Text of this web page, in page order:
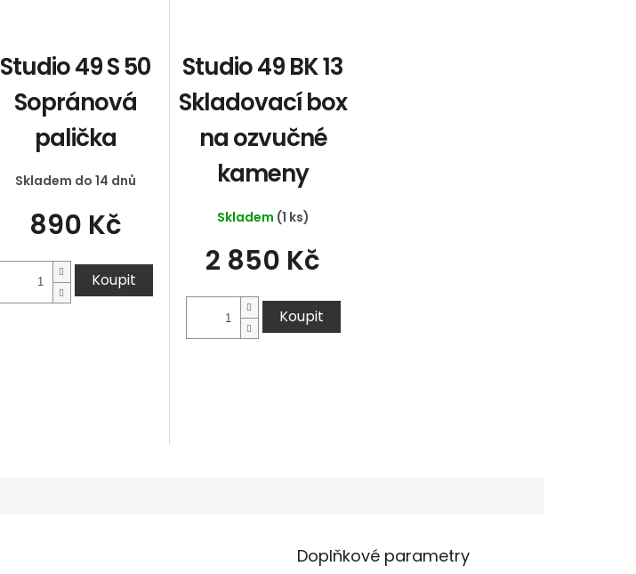
Studio 49 S 50
Sopránová
palička
Skladem do 14 dnů
890 Kč
Koupit
Studio 49 BK 13
Skladovací box
na ozvučné
kameny
Skladem (1 ks)
2 850 Kč
Koupit
Doplňkové parametry